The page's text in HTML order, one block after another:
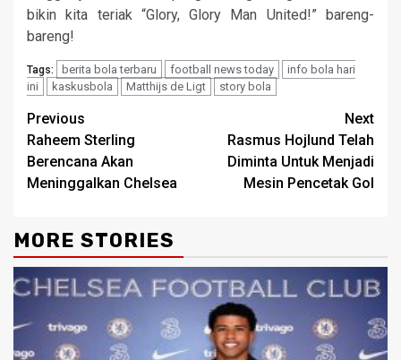
bikin kita teriak “Glory, Glory Man United!” bareng-
bareng!
Tags: berita bola terbaru football news today
info bola hari
ini
kaskusbola Matthijs de Ligt story bola
Continue
Reading
Previous
Raheem Sterling
Berencana Akan
Meninggalkan Chelsea
Next
Rasmus Hojlund Telah
Diminta Untuk Menjadi
Mesin Pencetak Gol
MORE STORIES